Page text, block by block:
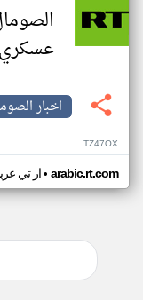
اخبار
TZ47OX
ار تي• arabic.rt.com